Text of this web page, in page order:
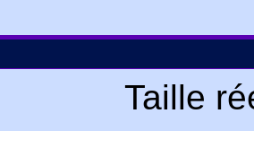
Taille